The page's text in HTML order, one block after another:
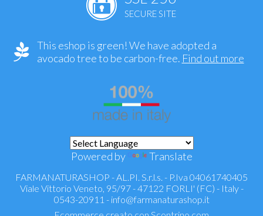
SECURE SITE
This eshop is green! We have adopted a
avocado tree to be carbon-free. Find out more
Powered by Translate
FARMANATURASHOP - AL.PI. S.r.l.s. - P.Iva 04061740405
Viale Vittorio Veneto, 95/97 - 47122 FORLI' (FC) - Italy -
0543-20911 - info@farmanaturashop.it